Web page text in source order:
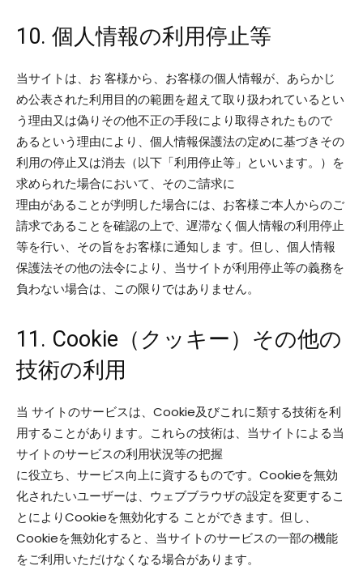
10. 個人情報の利用停止等
当サイトは、お 客様から、お客様の個人情報が、あらかじ
め公表された利用目的の範囲を超えて取り扱われているとい
う理由又は偽りその他不正の手段により取得されたもので
あるという理由により、個人情報保護法の定めに基づきその
利用の停止又は消去（以下「利用停止等」といいます。）を
求められた場合において、そのご請求に
理由があることが判明した場合には、お客様ご本人からのご
請求であることを確認の上で、遅滞なく個人情報の利用停止
等を行い、その旨をお客様に通知しま す。但し、個人情報
保護法その他の法令により、当サイトが利用停止等の義務を
負わない場合は、この限りではありません。
11. Cookie（クッキー）その他の
技術の利用
当 サイトのサービスは、Cookie及びこれに類する技術を利
用することがあります。これらの技術は、当サイトによる当
サイトのサービスの利用状況等の把握
に役立ち、サービス向上に資するものです。Cookieを無効
化されたいユーザーは、ウェブブラウザの設定を変更するこ
とによりCookieを無効化する ことができます。但し、
Cookieを無効化すると、当サイトのサービスの一部の機能
をご利用いただけなくなる場合があります。